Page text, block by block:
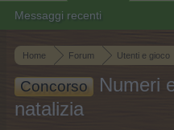
Home Forum Utenti e gioco
Concorso
Numeri
natalizia
Messaggi recenti